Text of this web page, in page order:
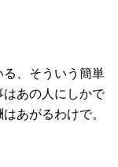
、そういう簡単
あの人にしかで
あがるわけで。